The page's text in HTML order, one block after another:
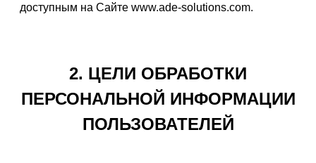
доступным на Сайте www.ade-solutions.com.
2. ЦЕЛИ ОБРАБОТКИ
ПЕРСОНАЛЬНОЙ ИНФОРМАЦИИ
ПОЛЬЗОВАТЕЛЕЙ